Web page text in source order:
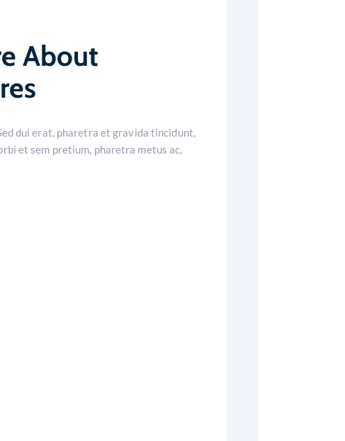
About
dui erat, pharetra et gravida tincidunt,
et sem pretium, pharetra metus ac,